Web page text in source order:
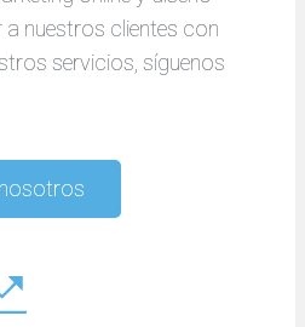
nuestros clientes con
servicios, síguenos